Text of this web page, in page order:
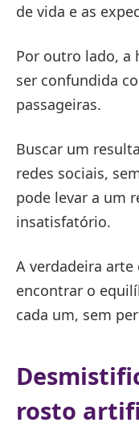
de vida e as
Por outro lado, a
ser confundida
passageiras.
Buscar um
redes sociais,
pode levar a um
insatisfatório.
A verdadeira arte
encontrar o
cada um, sem
rosto